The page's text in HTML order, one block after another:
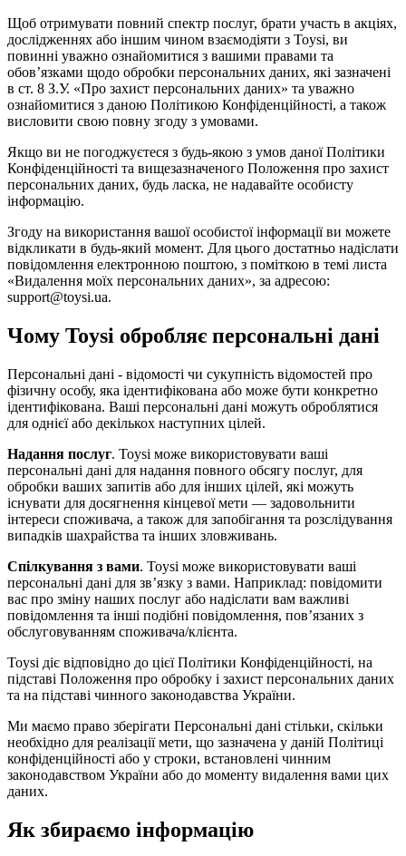
Щоб отримувати повний спектр послуг, брати участь в акціях,
дослідженнях або іншим чином взаємодіяти з Toysi, ви
повинні уважно ознайомитися з вашими правами та
обов’язками щодо обробки персональних даних, які зазначені
в ст. 8 З.У. «Про захист персональних даних» та уважно
ознайомитися з даною Політикою Конфіденційності, а також
висловити свою повну згоду з умовами.
Якщо ви не погоджуєтеся з будь-якою з умов даної Політики
Конфіденційності та вищезазначеного Положення про захист
персональних даних, будь ласка, не надавайте особисту
інформацію.
Згоду на використання вашої особистої інформації ви можете
відкликати в будь-який момент. Для цього достатньо надіслати
повідомлення електронною поштою, з поміткою в темі листа
«Видалення моїх персональних даних», за адресою:
support@toysi.ua.
Чому Toysi обробляє персональні дані
Персональні дані - відомості чи сукупність відомостей про
фізичну особу, яка ідентифікована або може бути конкретно
ідентифікована. Ваші персональні дані можуть оброблятися
для однієї або декількох наступних цілей.
Надання послуг. Toysi може використовувати ваші
персональні дані для надання повного обсягу послуг, для
обробки ваших запитів або для інших цілей, які можуть
існувати для досягнення кінцевої мети — задовольнити
інтереси споживача, а також для запобігання та розслідування
випадків шахрайства та інших зловживань.
Спілкування з вами. Toysi може використовувати ваші
персональні дані для зв’язку з вами. Наприклад: повідомити
вас про зміну наших послуг або надіслати вам важливі
повідомлення та інші подібні повідомлення, пов’язаних з
обслуговуванням споживача/клієнта.
Toysi діє відповідно до цієї Політики Конфіденційності, на
підставі Положення про обробку і захист персональних даних
та на підставі чинного законодавства України.
Ми маємо право зберігати Персональні дані стільки, скільки
необхідно для реалізації мети, що зазначена у даній Політиці
конфіденційності або у строки, встановлені чинним
законодавством України або до моменту видалення вами цих
даних.
Як збираємо інформацію